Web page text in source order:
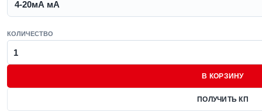
4-20мА мА
КОЛИЧЕСТВО
В КОРЗИНУ
ПОЛУЧИТЬ КП